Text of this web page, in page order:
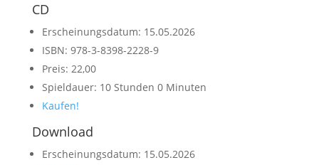
CD
Erscheinungsdatum: 15.05.2026
ISBN: 978-3-8398-2228-9
Preis: 22,00
Spieldauer: 10 Stunden 0 Minuten
Kaufen!
Download
Erscheinungsdatum: 15.05.2026